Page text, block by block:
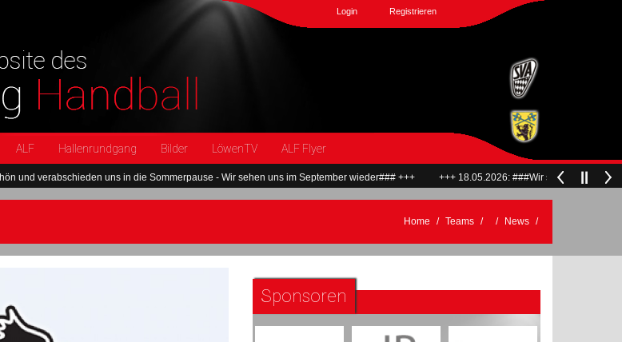
Login Registrieren
ALF Hallenrundgang Bilder LöwenTV ALF Flyer
uns in die Sommerpause - Wir sehen uns im September wieder### +++ +++ 18.05.2026: ###Wir sagen Dankeschön
Home Teams News
Sponsoren